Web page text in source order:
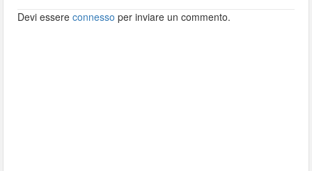
Devi essereconnesso per inviare un commento.